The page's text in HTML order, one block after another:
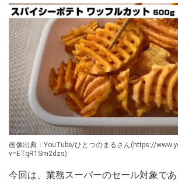
画像出典：YouTube/ひとつのまるさん(https://
v=ETqR1Sm2dzs)
今回は、業務スーパーのセール対象で